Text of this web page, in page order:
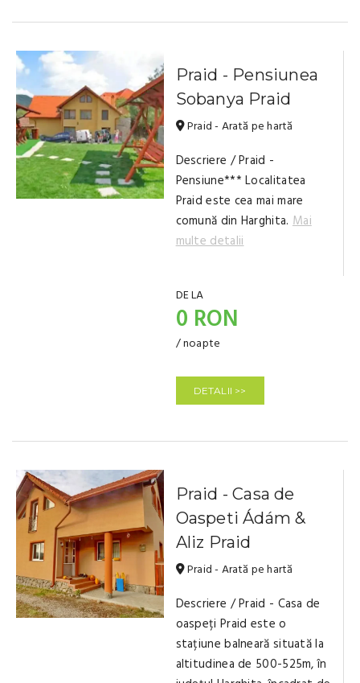
Praid - Pensiunea
Sobanya Praid
Praid - Arată pe hartă
Descriere / Praid -
Pensiune*** Localitatea
Praid este cea mai mare
comună din Harghita. Mai
multe detalii
DE LA
0 RON
/ noapte
DETALII >>
Praid - Casa de
Oaspeti Ádám &
Aliz Praid
Praid - Arată pe hartă
Descriere / Praid - Casa de
oaspeți Praid este o
stațiune balneară situată la
altitudinea de 500-525m, în